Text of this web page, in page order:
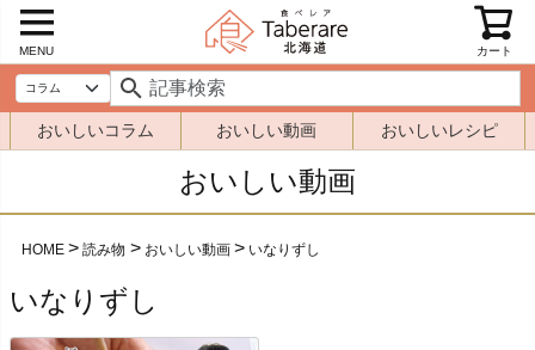
MENU カート
おいしいコラム おいしい動画 おいしいレシピ
おいしい動画
HOME 読み物 おいしい動画 いなりずし
いなりずし